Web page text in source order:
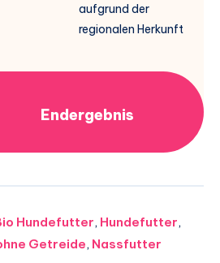
aufgrund der
regionalen Herkunft
Endergebnis
Hundefutter, Hundefutter,
Getreide, Nassfutter